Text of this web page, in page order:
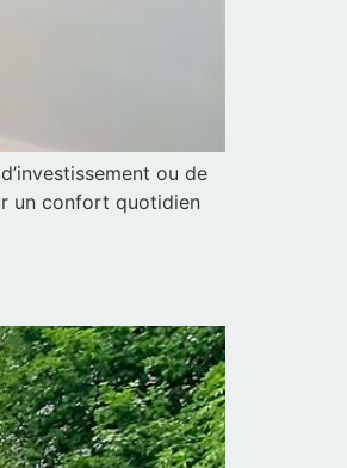
ou de
un confort quotidien